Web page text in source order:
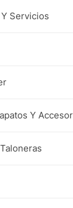
Servicios
Y